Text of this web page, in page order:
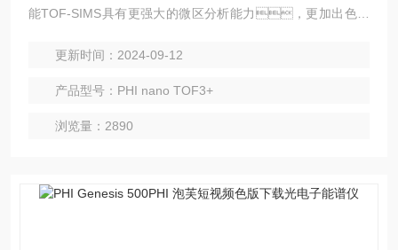
能TOF-SIMS具有更强大的微区分析能力，更加出色的
更新时间：2024-09-12
产品型号：PHI nano TOF3+
浏览量：2890